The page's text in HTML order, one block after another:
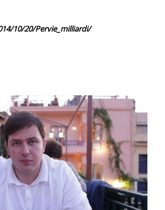
10/20/Pervie_milliardi/